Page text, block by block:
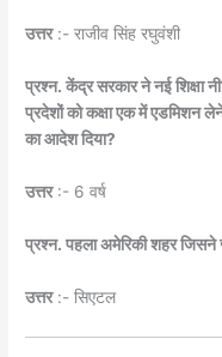
उत्तर:- राजीव सिंह रघुवंशी
प्रश्न. केंद्र सरकार ने नई शिक्षा
प्रदेशों को कक्षा एक में एडमिशन
का आदेश दिया?
उत्तर:- 6 वर्ष
प्रश्न. पहला अमेरिकी शहर जिसने
उत्तर:- सिएटल